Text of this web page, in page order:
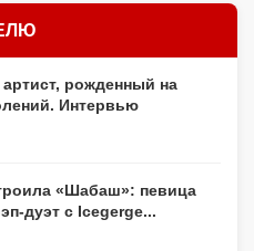
артист, рожденный на
Интервью
«Шабаш»: певица
дуэт с Icegerge...